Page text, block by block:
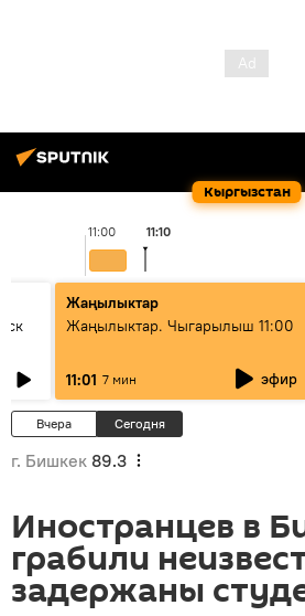
Кыргызстан
11:00 11:10
Жаңылыктар
Жаңылыктар. Чыгарылыш 11:00
11:01 7 мин эфир
Вчера Сегодня
г. Бишкек 89.3
Иностранцев в
грабили
задержаны